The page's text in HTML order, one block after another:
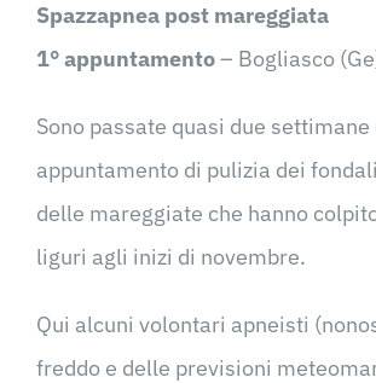
Spazzapnea post mareggiata
1° appuntamento– Bogliasco
Sono passate quasi due
appuntamento di pulizia dei
delle mareggiate che hanno
liguri agli inizi di novembre.
Qui alcuni volontari apneisti
freddo e delle previsioni